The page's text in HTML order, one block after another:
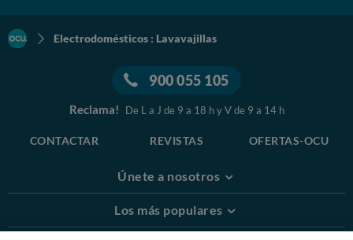
Electrodomésticos : Lavavajillas
900 055 105
Reclama! De L a J de 9 a 18 h y V de 9 a 14 h
CONTACTAR REVISTAS OFERTAS-OCU
Únete a nosotros
Los más populares